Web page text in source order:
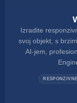
Izradite
svoj objekt, s
AI-jem,